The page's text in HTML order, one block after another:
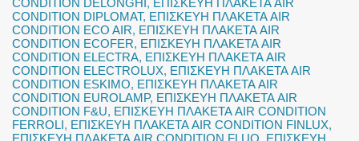
CONDITION DELONGHI, ΕΠΙΣΚΕΥΗ ΠΛΑΚΕΤΑ AIR
CONDITION DIPLOMAT, ΕΠΙΣΚΕΥΗ ΠΛΑΚΕΤΑ AIR
CONDITION ECO AIR, ΕΠΙΣΚΕΥΗ ΠΛΑΚΕΤΑ AIR
CONDITION ECOFER, ΕΠΙΣΚΕΥΗ ΠΛΑΚΕΤΑ AIR
CONDITION ELECTRA, ΕΠΙΣΚΕΥΗ ΠΛΑΚΕΤΑ AIR
CONDITION ELECTROLUX, ΕΠΙΣΚΕΥΗ ΠΛΑΚΕΤΑ AIR
CONDITION ESKIMO, ΕΠΙΣΚΕΥΗ ΠΛΑΚΕΤΑ AIR
CONDITION EUROLAMP, ΕΠΙΣΚΕΥΗ ΠΛΑΚΕΤΑ AIR
CONDITION F&U, ΕΠΙΣΚΕΥΗ ΠΛΑΚΕΤΑ AIR CONDITION
FERROLI, ΕΠΙΣΚΕΥΗ ΠΛΑΚΕΤΑ AIR CONDITION FINLUX,